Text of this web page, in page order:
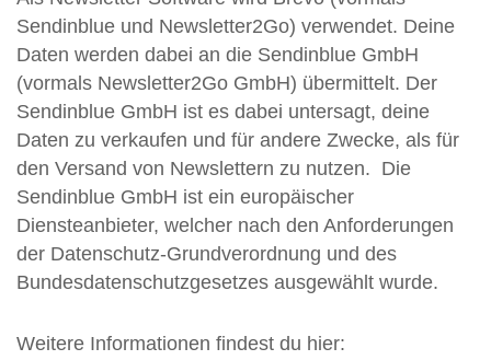
Sendinblue und Newsletter2Go) verwendet. Deine
Daten werden dabei an die Sendinblue GmbH
(vormals Newsletter2Go GmbH) übermittelt. Der
Sendinblue GmbH ist es dabei untersagt, deine
Daten zu verkaufen und für andere Zwecke, als für
den Versand von Newslettern zu nutzen. Die
Sendinblue GmbH ist ein europäischer
Diensteanbieter, welcher nach den Anforderungen
der Datenschutz-Grundverordnung und des
Bundesdatenschutzgesetzes ausgewählt wurde.
Weitere Informationen findest du hier: